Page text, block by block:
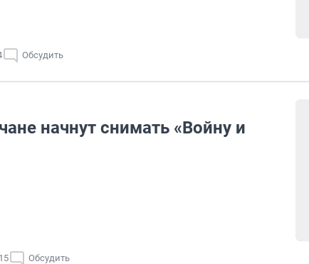
Обсудить
начнут снимать «Войну и
Обсудить